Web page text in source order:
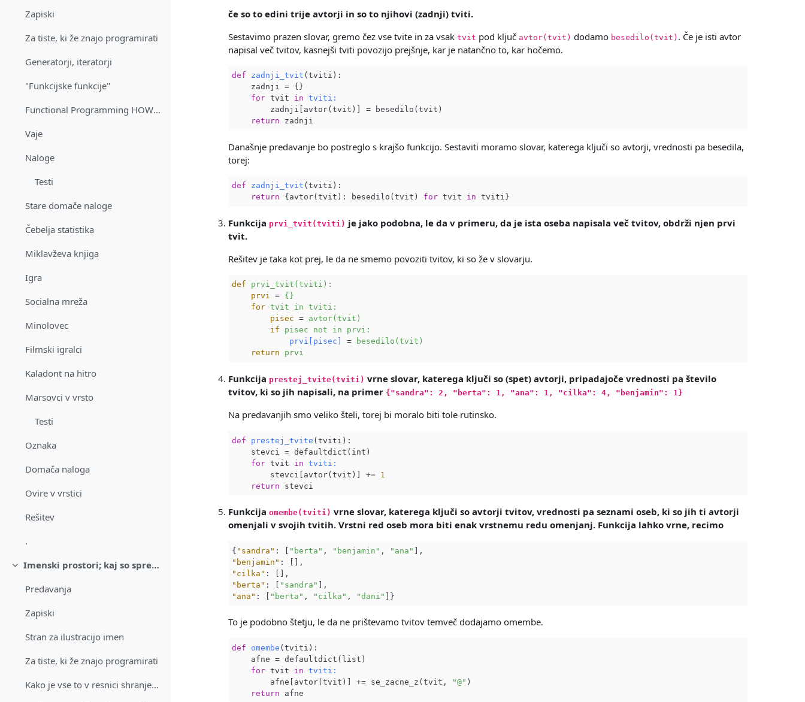
Zapiski
Za tiste, ki že znajo programirati
Generatorji, iteratorji
"Funkcijske funkcije"
Functional Programming HOWTO
Vaje
Naloge
Testi
Stare domače naloge
Čebelja statistika
Miklavževa knjiga
Igra
Socialna mreža
Minolovec
Filmski igralci
Kaladont na hitro
Marsovci v vrsto
Testi
Oznaka
Domača naloga
Ovire v vrstici
Rešitev
.
Skrči
Imenski prostori; kaj so spremenljivke, funkcije
Predavanja
Zapiski
Stran za ilustracijo imen
Za tiste, ki že znajo programirati
Kako je vse to v resnici shranjeno?
če so to edini trije avtorji in so to njihovi (zadnji) tviti.
Sestavimo prazen slovar, gremo čez vse tvite in za vsak tvit pod ključ avtor(tvit) dodamo besedilo(tvit) . Če je isti avtor
napisal več tvitov, kasnejši tviti povozijo prejšnje, kar je natančno to, kar hočemo.
def zadnji_tvit (tviti) :
    zadnji = {}
for tvit in
tviti:
        zadnji[avtor(tvit)] = besedilo(tvit)
return
Današnje predavanje bo postreglo s krajšo funkcijo. Sestaviti moramo slovar, katerega ključi so avtorji, vrednosti pa besedila,
torej:
def zadnji_tvit (tviti) :
return {avtor(tvit): besedilo(tvit) for tvit in
Funkcija prvi_tvit(tviti) je jako podobna, le da v primeru, da je ista oseba napisala več tvitov, obdrži njen prvi
tvit.
Rešitev je taka kot prej, le da ne smemo povoziti tvitov, ki so že v slovarju.
def
prvi_tvit(tviti):
prvi = {}
for tvit in tviti:
pisec = avtor(tvit)
if
pisec not in prvi:
prvi[pisec]
=
besedilo(tvit)
return
prvi
Funkcija prestej_tvite(tviti) vrne slovar, katerega ključi so (spet) avtorji, pripadajoče vrednosti pa število
tvitov, ki so jih napisali, na primer {"sandra": 2, "berta": 1, "ana": 1, "cilka": 4, "benjamin": 1}
Na predavanjih smo veliko šteli, torej bi moralo biti tole rutinsko.
def prestej_tvite (tviti) :
    stevci = defaultdict(int)
for tvit in
tviti:
        stevci[avtor(tvit)] +=
1
return
Funkcija omembe(tviti) vrne slovar, katerega ključi so avtorji tvitov, vrednosti pa seznami oseb, ki so jih ti avtorji
omenjali v svojih tvitih. Vrstni red oseb mora biti enak vrstnemu redu omenjanj. Funkcija lahko vrne, recimo
{ "sandra" : [ "berta" , "benjamin" , "ana"
"benjamin"
"cilka"
"berta" : [ "sandra"
"ana" : [ "berta" , "cilka" , "dani"
To je podobno štetju, le da ne prištevamo tvitov temveč dodajamo omembe.
def omembe (tviti) :
    afne = defaultdict(list)
for tvit in
tviti:
        afne[avtor(tvit)] += se_zacne_z(tvit,
"@" )
return